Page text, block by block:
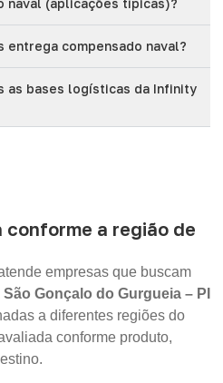
naval (aplicações típicas)?
entrega compensado naval?
as bases logísticas da Infinity
a região de
empresas que buscam
Gonçalo do Gurgueia – PI
a diferentes regiões do
conforme produto,